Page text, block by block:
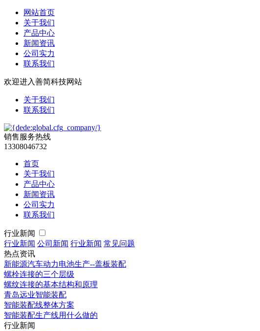
网站首页
关于我们
产品中心
新闻资讯
公司实力
联系我们
欢迎进入善简科技网站
关于我们
联系我们
销售服务热线
13308046732
首页
关于我们
产品中心
新闻资讯
公司实力
联系我们
行业新闻
行业新闻 公司新闻 行业新闻 常见问题
热点资讯
新能源汽车动力电池生产--盖板装配
螺栓连接的三个层级
螺纹连接的基本结构和原理
青岛远业智能装配
智能装配线整体方案
智能装配生产线用什么做的
行业新闻